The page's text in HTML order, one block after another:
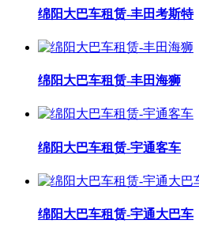
绵阳大巴车租赁-丰田考斯特
绵阳大巴车租赁-丰田海狮
绵阳大巴车租赁-宇通客车
绵阳大巴车租赁-宇通大巴车